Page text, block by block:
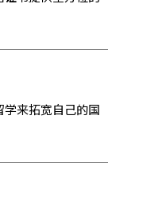
来拓宽自己的国